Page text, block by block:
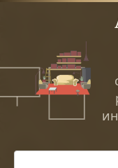
Перейти
Поиск: